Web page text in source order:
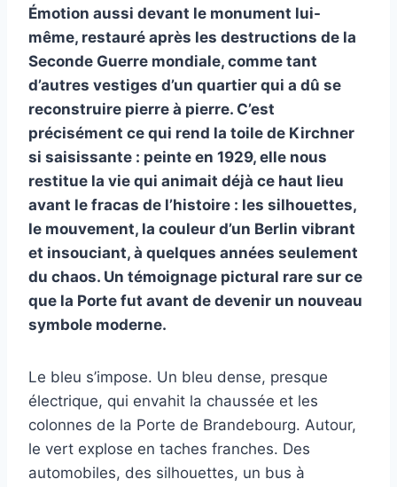
Émotion aussi devant le monument lui-
même, restauré après les destructions de la
Seconde Guerre mondiale, comme tant
d’autres vestiges d’un quartier qui a dû se
reconstruire pierre à pierre. C’est
précisément ce qui rend la toile de Kirchner
si saisissante : peinte en 1929, elle nous
restitue la vie qui animait déjà ce haut lieu
avant le fracas de l’histoire : les silhouettes,
le mouvement, la couleur d’un Berlin vibrant
et insouciant, à quelques années seulement
du chaos. Un témoignage pictural rare sur ce
que la Porte fut avant de devenir un nouveau
symbole moderne.
Le bleu s’impose. Un bleu dense, presque
électrique, qui envahit la chaussée et les
colonnes de la Porte de Brandebourg. Autour,
le vert explose en taches franches. Des
automobiles, des silhouettes, un bus à